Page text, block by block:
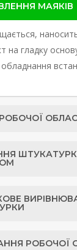
МАЯКІВ
на гладку
обладнання
вентиляція та
Після
РОБОЧОЇ